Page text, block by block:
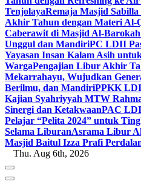
TenjolayaRemaja Masjid Sabilla
Akhir Tahun dengan Materi Al-
Caberawit di Masjid Al-
Unggul dan MandiriPC LDII
Yayasan Insan Kalam Asih
WargaPengajian Libur Akhir
Mekarrahayu, Wujudkan
Berilmu, dan MandiriPPKK
Kajian Syahriyyah MTW
Sinergi dan KetakwaanPAC
Pelajar “Pelita 2024” untuk
Selama LiburanAsrama Libur
Masjid Baitul Izza Prafi
Thu. Aug 6th, 2026